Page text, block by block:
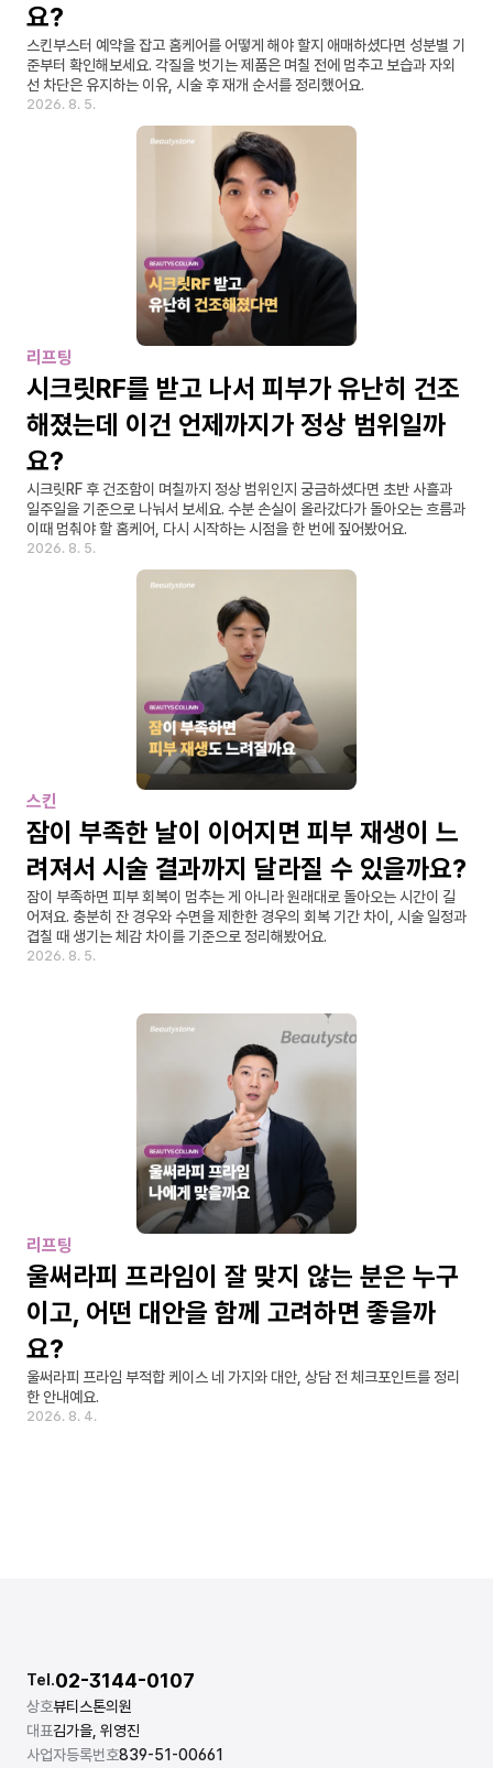
요?
스킨부스터 예약을 잡고 홈케어를 어떻게 해야 할지 애매하셨다면 성분별 기
준부터 확인해보세요. 각질을 벗기는 제품은 며칠 전에 멈추고 보습과 자외
선 차단은 유지하는 이유, 시술 후 재개 순서를 정리했어요.
2026. 8. 5.
리프팅
시크릿RF를 받고 나서 피부가 유난히 건조
해졌는데 이건 언제까지가 정상 범위일까
요?
시크릿RF 후 건조함이 며칠까지 정상 범위인지 궁금하셨다면 초반 사흘과
일주일을 기준으로 나눠서 보세요. 수분 손실이 올라갔다가 돌아오는 흐름과
이때 멈춰야 할 홈케어, 다시 시작하는 시점을 한 번에 짚어봤어요.
2026. 8. 5.
스킨
잠이 부족한 날이 이어지면 피부 재생이 느
려져서 시술 결과까지 달라질 수 있을까요?
잠이 부족하면 피부 회복이 멈추는 게 아니라 원래대로 돌아오는 시간이 길
어져요. 충분히 잔 경우와 수면을 제한한 경우의 회복 기간 차이, 시술 일정과
겹칠 때 생기는 체감 차이를 기준으로 정리해봤어요.
2026. 8. 5.
리프팅
울써라피 프라임이 잘 맞지 않는 분은 누구
이고, 어떤 대안을 함께 고려하면 좋을까
요?
울써라피 프라임 부적합 케이스 네 가지와 대안, 상담 전 체크포인트를 정리
한 안내예요.
2026. 8. 4.
상호뷰티스톤의원
대표김가을, 위영진
사업자등록번호839-51-00661
Tel.02-3144-0107